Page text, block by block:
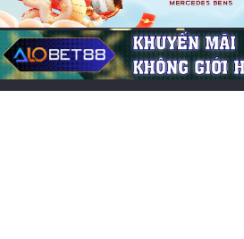
Mơ bị rắn cắn báo điềm
cữ & con số may mắn
05/06/2026